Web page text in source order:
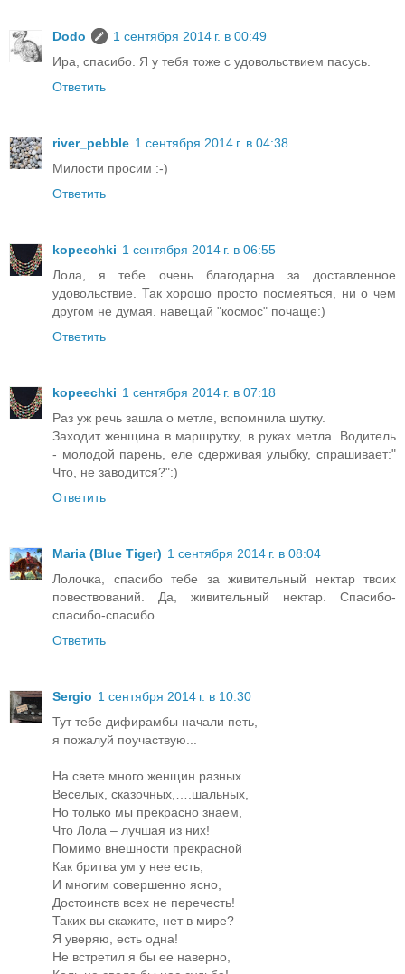
Dodo
1 сентября 2014 г. в 00:49
Ира, спасибо. Я у тебя тоже с удовольствием пасусь.
Ответить
river_pebble 1 сентября 2014 г. в 04:38
Милости просим :-)
Ответить
kopeechki 1 сентября 2014 г. в 06:55
Лола, я тебе очень благодарна за доставленное
удовольствие. Так хорошо просто посмеяться, ни о чем
другом не думая. навещай "космос" почаще:)
Ответить
kopeechki 1 сентября 2014 г. в 07:18
Раз уж речь зашла о метле, вспомнила шутку.
Заходит женщина в маршрутку, в руках метла. Водитель
- молодой парень, еле сдерживая улыбку, спрашивает:"
Что, не заводится?":)
Ответить
Maria (Blue Tiger) 1 сентября 2014 г. в 08:04
Лолочка, спасибо тебе за живительный нектар твоих
повествований. Да, живительный нектар. Спасибо-
спасибо-спасибо.
Ответить
Sergio 1 сентября 2014 г. в 10:30
Тут тебе дифирамбы начали петь,
я пожалуй поучаствую...
На свете много женщин разных
Веселых, сказочных,….шальных,
Но только мы прекрасно знаем,
Что Лола – лучшая из них!
Помимо внешности прекрасной
Как бритва ум у нее есть,
И многим совершенно ясно,
Достоинств всех не перечесть!
Таких вы скажите, нет в мире?
Я уверяю, есть одна!
Не встретил я бы ее наверно,